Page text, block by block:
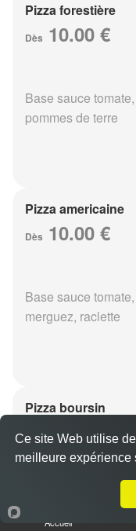
Pizza forestière
Dès 10.00 €
Base sauce
pommes de terre
Pizza americaine
Dès 10.00 €
Base sauce
merguez, raclette
Pizza boursin
Dès10.00 €
Base sauce
Accueil
Ce site Web utilise
meilleure expérience